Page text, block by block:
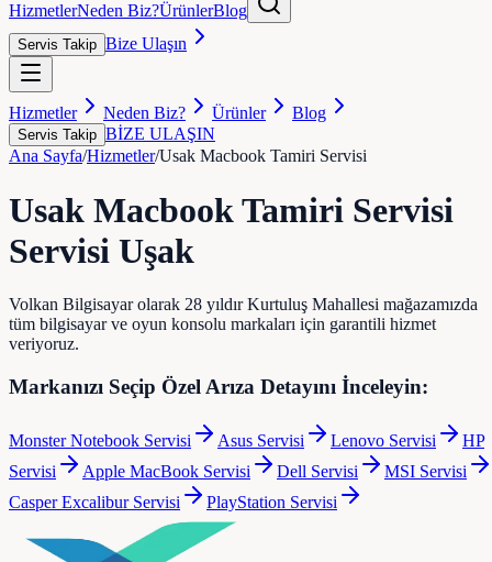
HizmetlerNeden Biz?ÜrünlerBlog
Servis Takip Bize Ulaşın
Hizmetler Neden Biz? Ürünler Blog
Servis Takip BİZE ULAŞIN
Ana Sayfa/Hizmetler/Usak Macbook Tamiri Servisi
Usak Macbook Tamiri Servisi
Servisi Uşak
Volkan Bilgisayar olarak 28 yıldır Kurtuluş Mahallesi mağazamızda
tüm bilgisayar ve oyun konsolu markaları için garantili hizmet
veriyoruz.
Markanızı Seçip Özel Arıza Detayını İnceleyin:
Monster Notebook Servisi Asus Servisi Lenovo Servisi
HP
Servisi
Apple MacBook Servisi Dell Servisi MSI Servisi
Casper ExcaliburServisi PlayStation Servisi